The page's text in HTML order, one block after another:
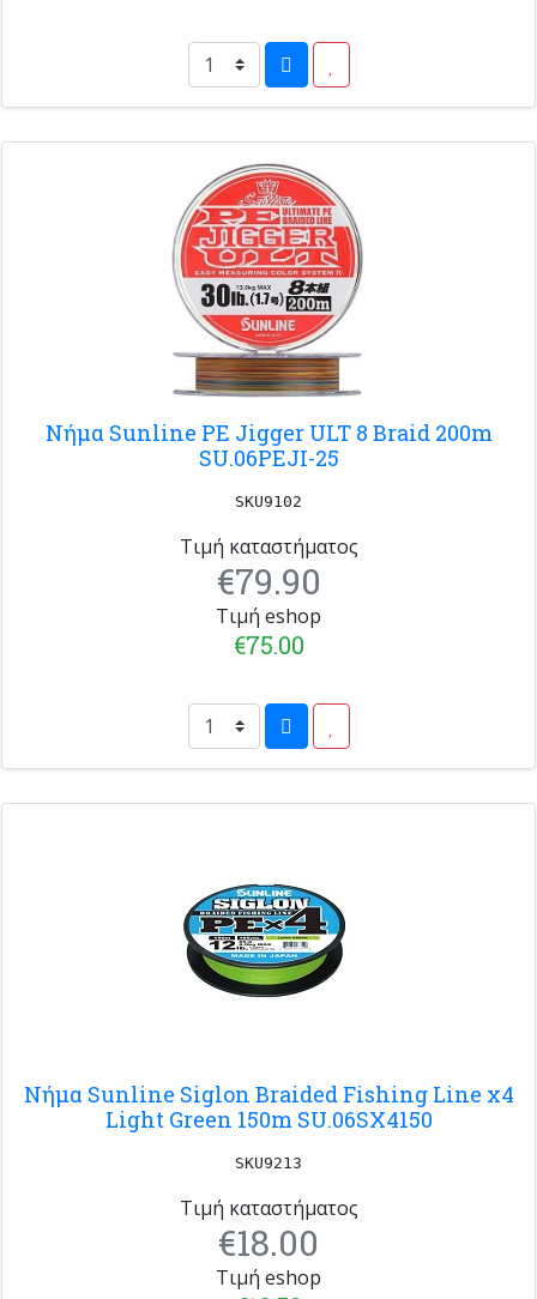
Νήμα Sunline PE Jigger ULT 8 Braid 200m
SU.06PEJI-25
SKU9102
Τιμή καταστήματος
€79.90
Τιμή eshop
€75.00
Νήμα Sunline Siglon Braided Fishing Line x4
Light Green 150m SU.06SX4150
SKU9213
Τιμή καταστήματος
€18.00
Τιμή eshop